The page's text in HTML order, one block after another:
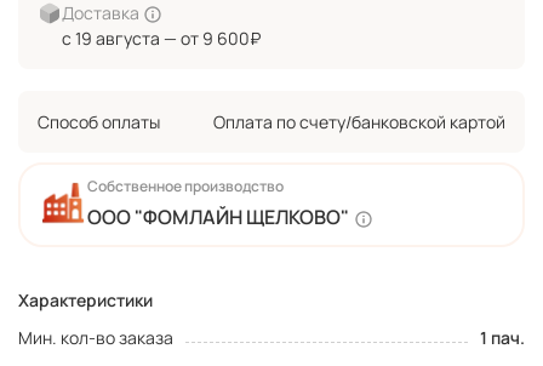
Характеристики
Мин. кол-во заказа
1 пач.
Собственное производство
ООО "ФОМЛАЙН ЩЕЛКОВО"
Доставка
с 19 августа — от 9 600₽
Способ оплаты Оплата по счету/банковской картой